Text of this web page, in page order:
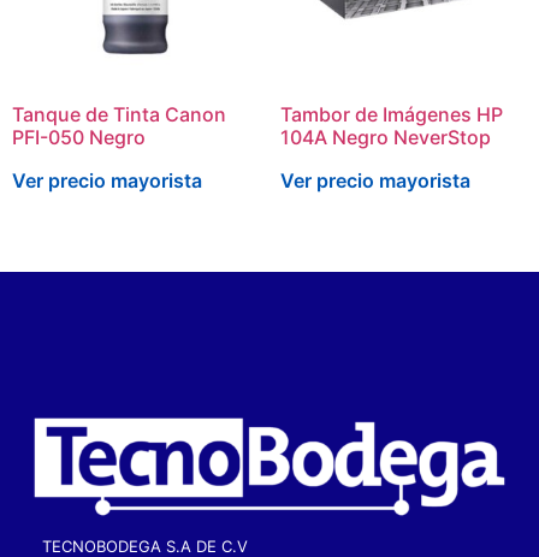
Tanque de Tinta Canon
PFI-050 Negro
Ver precio mayorista
Tambor de Imágenes HP
104A Negro NeverStop
Ver precio mayorista
TECNOBODEGA S.A DE C.V